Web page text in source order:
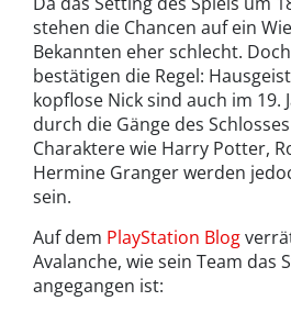
stehen die Chancen auf ein
Bekannten eher schlecht.
bestätigen die Regel:
kopflose Nick sind auch im 19.
durch die Gänge des
Charaktere wie Harry Potter,
Hermine Granger werden
sein.
Auf dem PlayStation Blog
Avalanche, wie sein Team das
angegangen ist: